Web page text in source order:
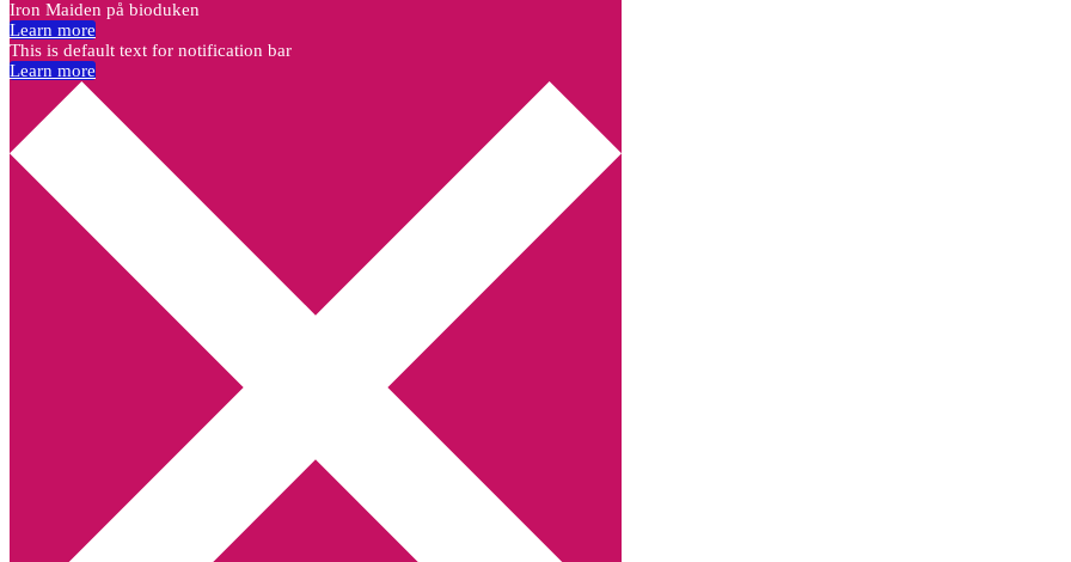
Iron Maiden på bioduken
Learn more
This is default text for notification bar
Learn more